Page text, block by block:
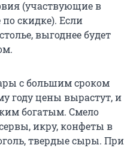
(участвующие в
скидке). Если
выгоднее будет
с большим сроком
году цены вырастут, и
богатым. Смело
икру, конфеты в
твердые сыры. При